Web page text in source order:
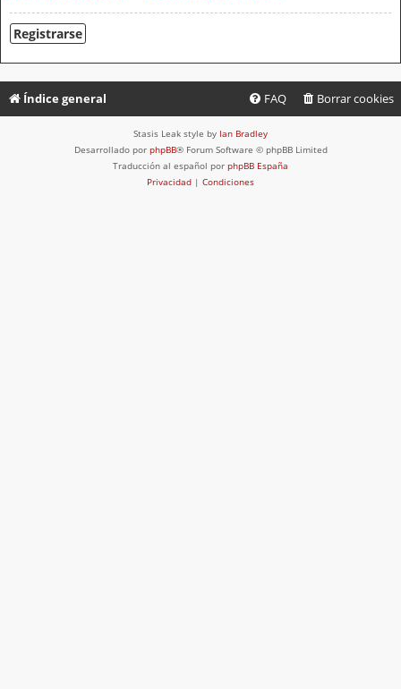
Registrarse
Índice general Borrar cookies
FAQ
Stasis Leak style by Ian Bradley
Desarrollado por phpBB® Forum Software © phpBB Limited
Traducción al español por phpBB España
Privacidad | Condiciones